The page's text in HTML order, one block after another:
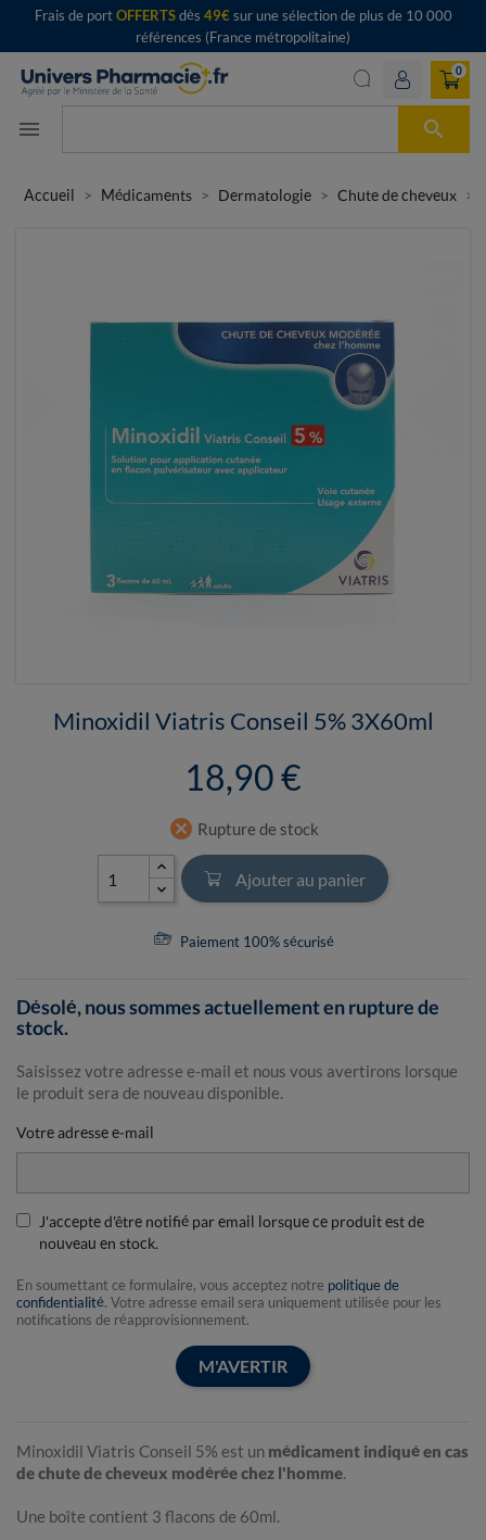
Frais de portOFFERTSdès 49€sur une sélection de plus de 10 000
références (France métropolitaine)
menu 
0
Accueil Médicaments Dermatologie Chute de cheveux
Minoxidil Viatris Conseil 5% 3X60ml
18,90 €
cancel Rupture de stock
Ajouter au panier
Paiement 100% sécurisé
Désolé, nous sommes actuellement en rupture de
stock.
Saisissez votre adresse e-mail et nous vous avertirons lorsque
le produit sera de nouveau disponible.
Votre adresse e-mail
J'accepte d'être notifié par email lorsque ce produit est de
nouveau en stock.
En soumettant ce formulaire, vous acceptez notre politique de
confidentialité. Votre adresse email sera uniquement utilisée pour les
notifications de réapprovisionnement.
M'AVERTIR
Minoxidil Viatris Conseil 5% est un médicament indiqué en cas
de chute de cheveux modérée chez l'homme.
Une boîte contient 3 flacons de 60ml.